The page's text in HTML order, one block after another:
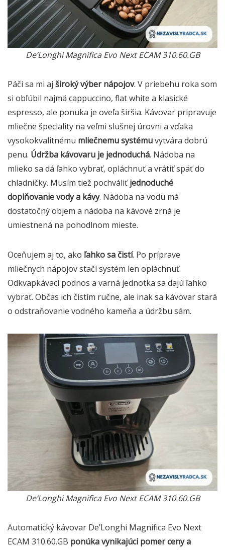
De’Longhi Magnifica Evo Next ECAM 310.60.GB
Páči sa mi aj široký výber nápojov. V priebehu roka som
si obľúbil najmä cappuccino, flat white a klasické
espresso, ale ponuka je oveľa širšia. Kávovar pripravuje
mliečne špeciality na veľmi slušnej úrovni a vďaka
vysokokvalitnému mliečnemu systémuvytvára dobrú
penu. Údržba kávovaru je jednoduchá. Nádoba na
mlieko sa dá ľahko vybrať, opláchnuť a vrátiť späť do
chladničky. Musím tiež pochváliťjednoduché
doplňovanie vody a kávy. Nádoba na vodu má
dostatočný objem a nádoba na kávové zrná je
umiestnená na pohodlnom mieste.
Oceňujem aj to, ako ľahko sa čistí. Po príprave
mliečnych nápojov stačí systém len opláchnuť.
Odkvapkávací podnos a varná jednotka sa dajú ľahko
vybrať. Občas ich čistím ručne, ale inak sa kávovar stará
o odstraňovanie vodného kameňa a údržbu sám.
De’Longhi Magnifica Evo Next ECAM 310.60.GB
Automatický kávovar De’Longhi Magnifica Evo Next
ECAM 310.60.GB ponúka vynikajúci pomer ceny a